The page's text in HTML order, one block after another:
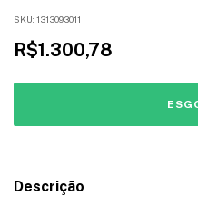
SKU: 1313093011
R$1.300,78
Descrição